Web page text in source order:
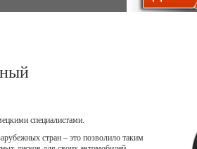
специалистами.
стран – это позволило таким